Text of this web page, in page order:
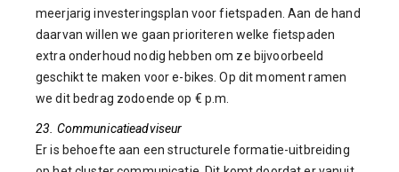
meerjarig investeringsplan voor fietspaden. Aan de hand
daarvan willen we gaan prioriteren welke fietspaden
extra onderhoud nodig hebben om ze bijvoorbeeld
geschikt te maken voor e-bikes. Op dit moment ramen
we dit bedrag zodoende op € p.m.
23. Communicatieadviseur
Er is behoefte aan een structurele formatie-uitbreiding